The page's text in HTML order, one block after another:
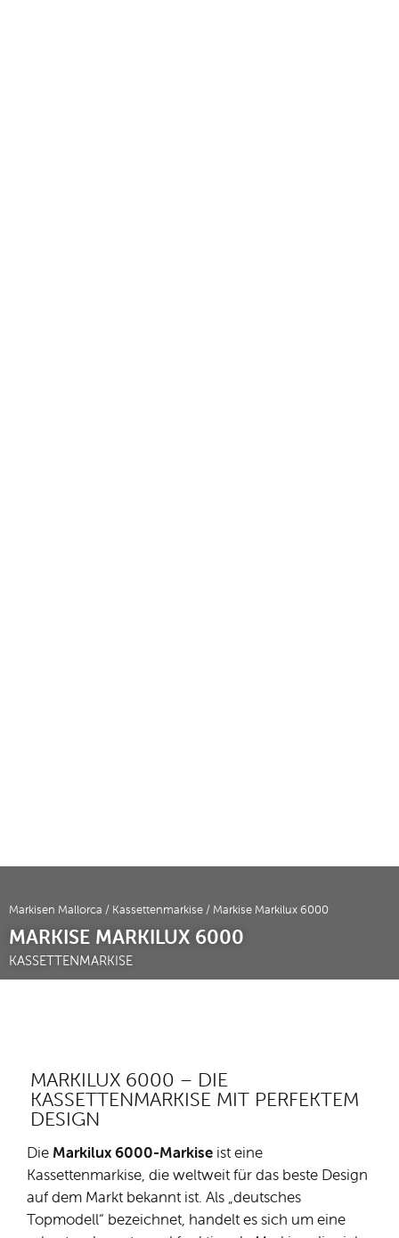
Markisen Mallorca / Kassettenmarkise / Markise Markilux 6000
MARKISE MARKILUX 6000
KASSETTENMARKISE
MARKILUX 6000 – DIE
KASSETTENMARKISE MIT PERFEKTEM
DESIGN
Die Markilux 6000-Markise ist eine
Kassettenmarkise, die weltweit für das beste Design
auf dem Markt bekannt ist. Als „deutsches
Topmodell“ bezeichnet, handelt es sich um eine